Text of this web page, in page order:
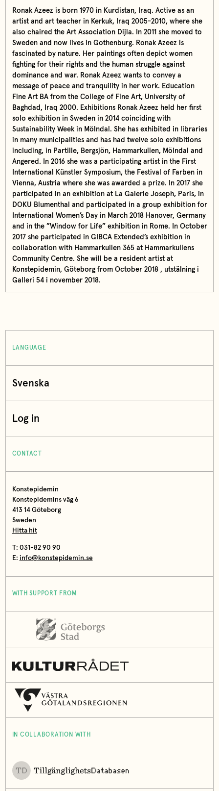
Ronak Azeez is born 1970 in Kurdistan, Iraq. Active as an
artist and art teacher in Kerkuk, Iraq 2005-2010, where she
also chaired the Art Association Dijla. In 2011 she moved to
Sweden and now lives in Gothenburg. Ronak Azeez is
fascinated by nature. Her paintings often depict women
fighting for their rights and the human struggle against
dominance and war. Ronak Azeez wants to convey a
message of peace and tranquility in her work. Education
Fine Art BA from the College of Fine Art, University of
Baghdad, Iraq 2000. Exhibitions Ronak Azeez held her first
solo exhibition in Sweden in 2014 coinciding with
Sustainability Week in Mölndal. She has exhibited in libraries
in many municipalities and has had twelve solo exhibitions
including, in Partille, Bergsjön, Hammarkullen, Mölndal and
Angered. In 2016 she was a participating artist in the First
International Künstler Symposium, the Festival of Farben in
Vienna, Austria where she was awarded a prize. In 2017 she
participated in an exhibition at La Galerie Joseph, Paris, in
DOKU Blumenthal and participated in a group exhibition for
International Women’s Day in March 2018 Hanover, Germany
and in the ”Window for Life” exhibition in Rome. In October
2017 she participated in GIBCA Extended’s exhibition in
collaboration with Hammarkullen 365 at Hammarkullens
Community Centre. She will be a resident artist at
Konstepidemin, Göteborg from October 2018 , utstälning i
Galleri 54 i november 2018.
LANGUAGE
Svenska
Log in
CONTACT
Konstepidemin
Konstepidemins väg 6
413 14 Göteborg
Sweden
Hitta hit
T: 031-82 90 90
E: info@konstepidemin.se
WITH SUPPORT FROM
IN COLLABORATION WITH